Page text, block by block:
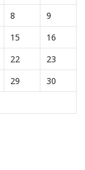
8
9
15
16
22
23
29
30